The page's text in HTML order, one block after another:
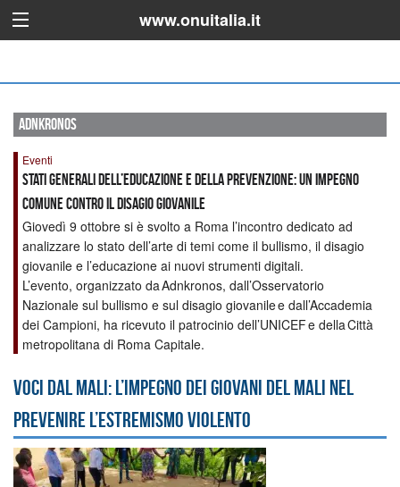
www.onuitalia.it
adnkronos
Eventi
Stati Generali dell’Educazione e della Prevenzione: un impegno
comune contro il disagio giovanile
Giovedì 9 ottobre si è svolto a Roma l’incontro dedicato ad
analizzare lo stato dell’arte di temi come il bullismo, il disagio
giovanile e l’educazione ai nuovi strumenti digitali.
L’evento, organizzato da Adnkronos, dall’Osservatorio
Nazionale sul bullismo e sul disagio giovanile e dall’Accademia
dei Campioni, ha ricevuto il patrocinio dell’UNICEF e della Città
metropolitana di Roma Capitale.
Voci dal Mali: l’impegno dei giovani del Mali nel
prevenire l’estremismo violento